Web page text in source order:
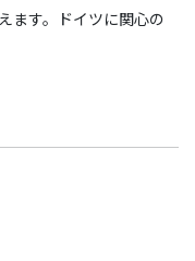
ます。ドイツに関心の